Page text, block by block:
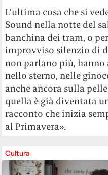
L’ultima cosa che si
Sound nella notte del
banchina dei tram, o
improvviso silenzio di
non parlano più,
nello sterno, nelle
anche ancora sulla
quella è già diventata
racconto che inizia
al Primavera».
Cultura